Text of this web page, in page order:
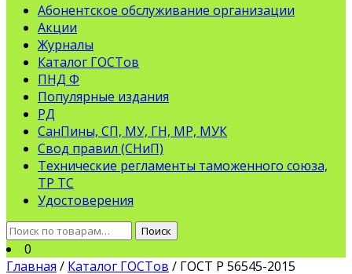
Абонентское обслуживание организации
Акции
Журналы
Каталог ГОСТов
ПНД Ф
Популярные издания
РД
СанПины, СП, МУ, ГН, МР, МУК
Свод правил (СНиП)
Технические регламенты таможенного союза,
ТР ТС
Удостоверения
Искать:
Поиск
0
Главная / Каталог ГОСТов / ГОСТ Р 56545-2015